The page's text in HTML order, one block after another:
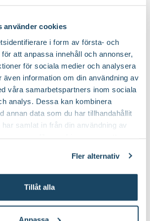
använder cookies
i form av första- och
att anpassa innehåll och annonser,
för sociala medier och analysera
även information om din användning av
våra samarbetspartners inom sociala
analys. Dessa kan kombinera
annan data som du har tillhandahållit
samlat in från din användning av
Fler alternativ
Tillåt alla
Välj butik
och bilder
ange växternas ungefärliga
är levande och alla växter
måtten och din växts utseende
levande varor
träd till din trädgård